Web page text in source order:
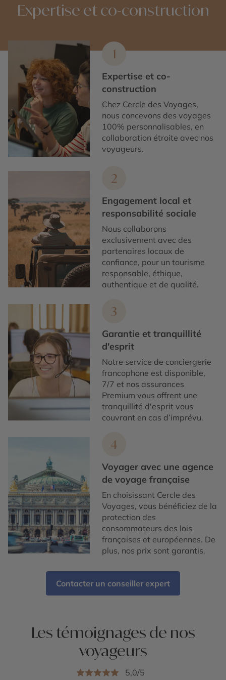
Expertise et co-construction
1
Expertise et co-
construction
Chez Cercle des Voyages,
nous concevons des voyages
100% personnalisables, en
collaboration étroite avec nos
voyageurs.
2
Engagement local et
responsabilité sociale
Nous collaborons
exclusivement avec des
partenaires locaux de
confiance, pour un tourisme
responsable, éthique,
authentique et de qualité.
3
Garantie et tranquillité
d'esprit
Notre service de conciergerie
francophone est disponible,
7/7 et nos assurances
Premium vous offrent une
tranquillité d'esprit vous
couvrant en cas d’imprévu.
4
Voyager avec une agence
de voyage française
En choisissant Cercle des
Voyages, vous bénéficiez de la
protection des
consommateurs des lois
françaises et européennes. De
plus, nos prix sont garantis.
Contacter un conseiller expert
Les témoignages de nos
voyageurs
5,0/5